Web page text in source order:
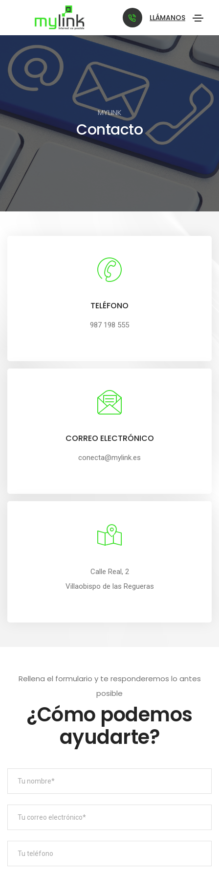
LLÁMANOS
MYLINK
Contacto
TELÉFONO
987 198 555
CORREO ELECTRÓNICO
conecta@mylink.es
Calle Real, 2
Villaobispo de las Regueras
Rellena el formulario y te responderemos lo antes
posible
¿Cómo podemos
ayudarte?